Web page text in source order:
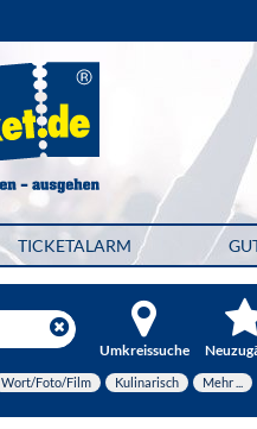
TICKETALARM
Umkreissuche
Wort/Foto/Film Kulinarisch Mehr ...